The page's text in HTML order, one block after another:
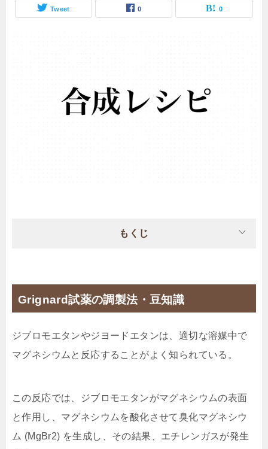
Tweet 0 0
もくじ
Grignard試薬の調製法・豆知識
ジブロモエタンやジヨードエタンは、適切な溶媒中で
マグネシウムと反応することがよく知られている。
この反応では、ジブロモエタンがマグネシウムの表面
と作用し、マグネシウムを酸化させて臭化マグネシウ
ム (MgBr2) を生成し、その結果、エチレンガスが発生